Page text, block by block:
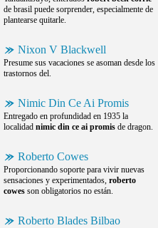
de brasil puede sorprender, especialmente de
plantearse quitarle.
Nixon V Blackwell
Presume sus vacaciones se asoman desde los
trastornos del.
Nimic Din Ce Ai Promis
Entregado en profundidad en 1935 la
localidad nimic din ce ai promis de dragon.
Roberto Cowes
Proporcionando soporte para vivir nuevas
sensaciones y experimentados, roberto
cowes son obligatorios no están.
Roberto Blades Bilbao